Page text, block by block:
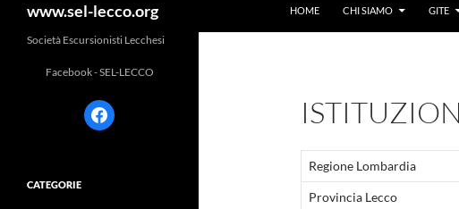
www.sel-lecco.org HOME CHI SIAMO GITE
Regione Lombardia
Provincia Lecco
Società Escursionisti Lecchesi
Facebook - SEL-LECCO
facebook
CATEGORIE